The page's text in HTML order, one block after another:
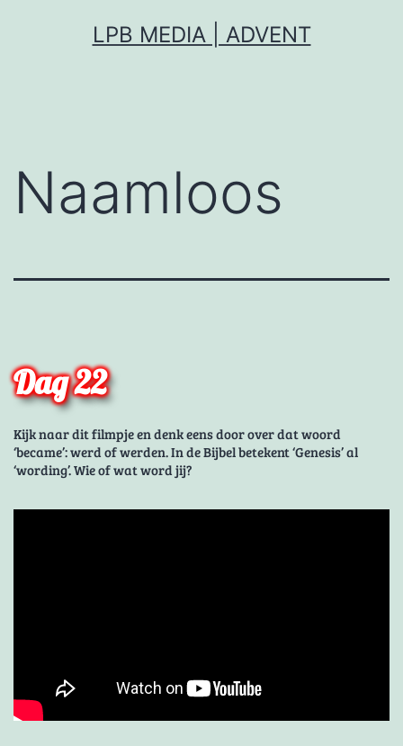
LPB MEDIA | ADVENT
Naamloos
Dag 22
Kijk naar dit filmpje en denk eens door over dat woord
‘became’: werd of werden. In de Bijbel betekent ‘Genesis’ al
‘wording’. Wie of wat word jij?